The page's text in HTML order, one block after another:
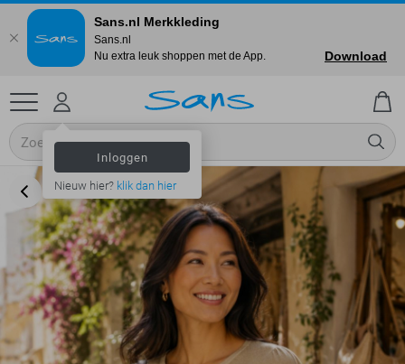
Inloggen
Nieuw hier? klik dan hier
Sans.nl Merkkleding
Sans.nl
Nu extra leuk shoppen met de App.
Download